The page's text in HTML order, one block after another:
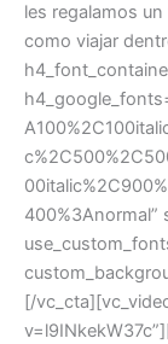
les regalamos
como viajar
400%3Anormal”
[/